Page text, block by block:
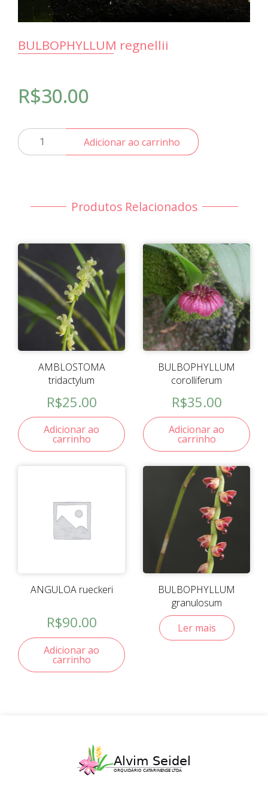
BULBOPHYLLUM regnellii
R$30.00
BULBOPHYLLUM
regnellii
Adicionar ao carrinho
Produtos Relacionados
AMBLOSTOMA
tridactylum
R$25.00
Adicionar ao
carrinho
BULBOPHYLLUM
corolliferum
R$35.00
Adicionar ao
carrinho
ANGULOA rueckeri
R$90.00
Adicionar ao
carrinho
BULBOPHYLLUM
granulosum
Ler mais